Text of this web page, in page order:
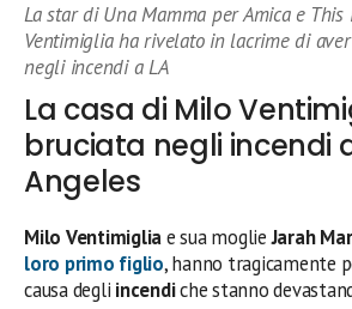
La star di Una Mamma per Amica e This
Ventimiglia ha rivelato in lacrime di
negli incendi a LA
La casa di Milo
bruciata negli incendi
Angeles
Milo Ventimigliae sua moglieJarah
loro primo figlio, hanno tragicamente
causa degli incendiche stanno